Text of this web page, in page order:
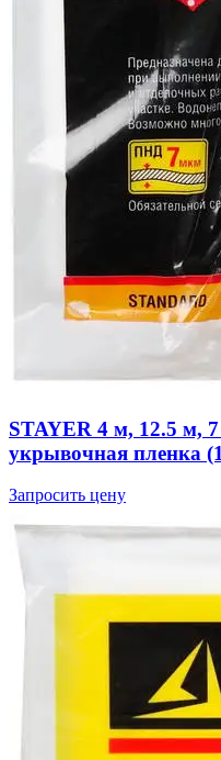
STAYER 4 м, 12.5 м,
укрывочная пленка
Запросить цену